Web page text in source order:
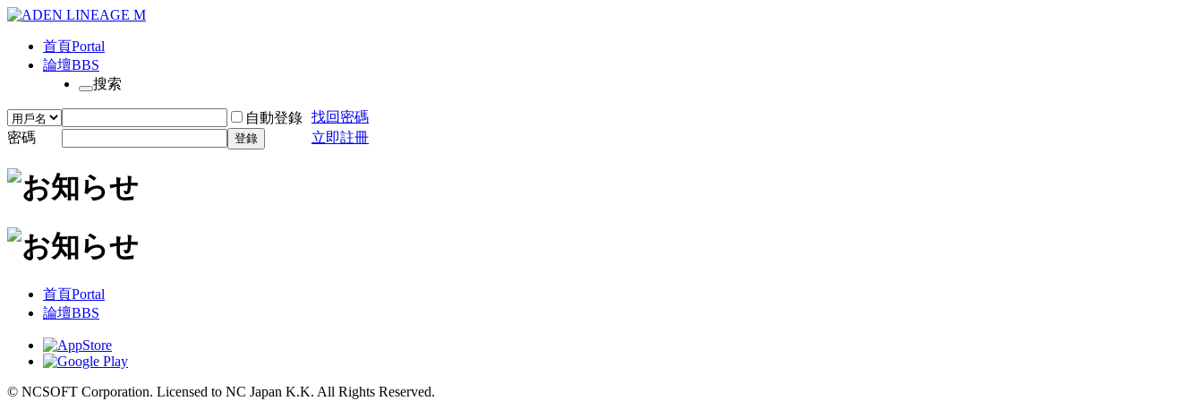
首頁Portal
論壇BBS
搜索
自動登錄 找回密碼
密碼
登錄 立即註冊
首頁Portal
論壇BBS
© NCSOFT Corporation. Licensed to NC Japan K.K. All Rights Reserved.